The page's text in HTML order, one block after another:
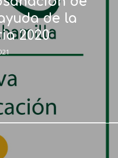
de la
2020